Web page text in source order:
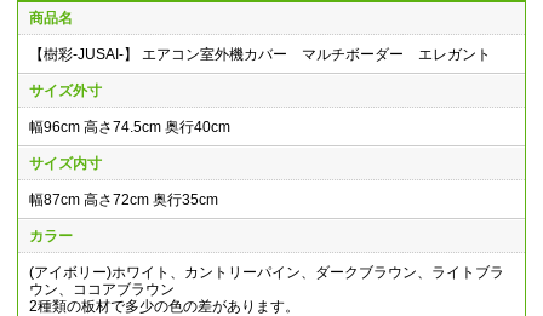
商品名
【樹彩-JUSAI-】 エアコン室外機カバー マルチボーダー エレガント
サイズ外寸
幅96cm 高さ74.5cm 奥行40cm
サイズ内寸
幅87cm 高さ72cm 奥行35cm
カラー
(アイボリー)ホワイト、カントリーパイン、ダークブラウン、ライトブラ
ウン、ココアブラウン
2種類の板材で多少の色の差があります。